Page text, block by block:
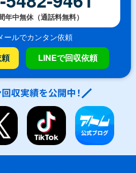
年中無休（通話料無料）
ールでカンタン依頼
LINEで回収依頼